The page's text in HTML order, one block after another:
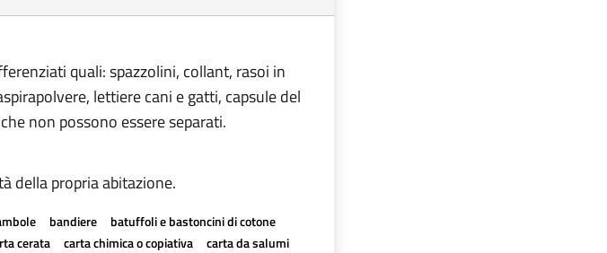
quali: spazzolini, collant, rasoi in
lettiere cani e gatti, capsule del
non possono essere separati.
della propria abitazione.
bandiere
batuffoli e bastoncini di cotone
cerata carta chimica o copiativa
carta da salumi